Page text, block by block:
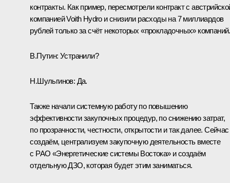
контракты. Как пример, пересмотрели контракт с
компанией Voith Hydro и снизили расходы на 7 миллиардов
рублей только за счёт некоторых «прокладочных» компаний.
В.Путин: Устранили?
Н.Шульгинов: Да.
Также начали системную работу по повышению
эффективности закупочных процедур, по снижению затрат,
по прозрачности, честности, открытости и так далее. Сейчас
создаём, централизуем закупочную деятельность вместе
с РАО «Энергетические системы Востока» и создаём
отдельную ДЗО, которая будет этим заниматься.